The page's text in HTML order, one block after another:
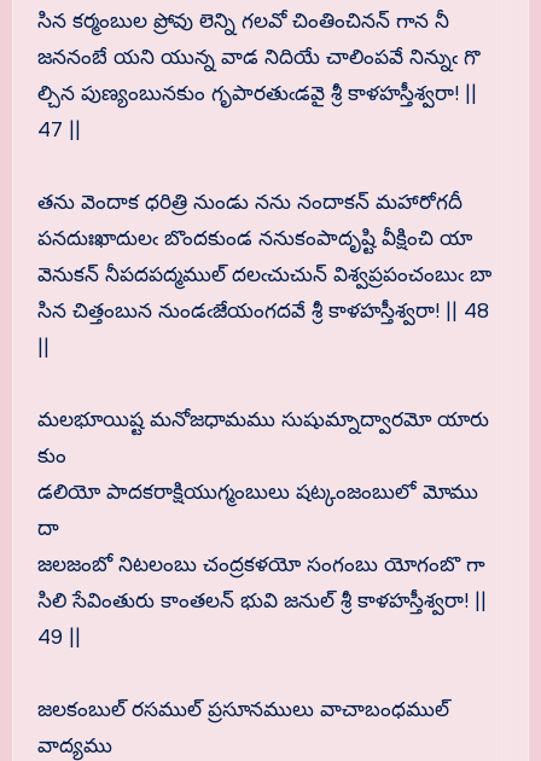
సిన కర్మంబుల ప్రోవు లెన్ని గలవో చింతించినన్ గాన నీ
జననంబే యని యున్న వాడ నిదియే చాలింపవే నిన్నుఁ గొ
ల్చిన పుణ్యంబునకుం గృపారతుఁడవై శ్రీ కాళహస్తీశ్వరా! ||
47 ||
తను వెందాక ధరిత్రి నుండు నను నందాకన్ మహారోగదీ
పనదుఃఖాదులఁ బొందకుండ ననుకంపాదృష్టి వీక్షించి యా
వెనుకన్ నీపదపద్మముల్ దలఁచుచున్ విశ్వప్రపంచంబుఁ బా
సిన చిత్తంబున నుండఁజేయంగదవే శ్రీ కాళహస్తీశ్వరా! || 48
మలభూయిష్ట మనోజధామము సుషుమ్నాద్వారమో యారు
కుం
డలియో పాదకరాక్షియుగ్మంబులు షట్కంజంబులో మోము
దా
జలజంబో నిటలంబు చంద్రకళయో సంగంబు యోగంబొ గా
సిలి సేవింతురు కాంతలన్ భువి జనుల్ శ్రీ కాళహస్తీశ్వరా! ||
49 ||
జలకంబుల్ రసముల్ ప్రసూనములు వాచాబంధముల్
వాద్యము